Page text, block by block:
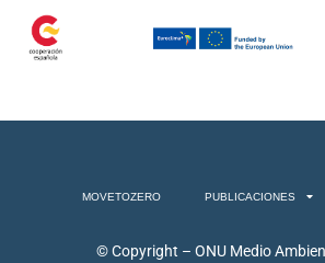
MOVETOZERO PUBLICACIONES
© Copyright – ONU Medio